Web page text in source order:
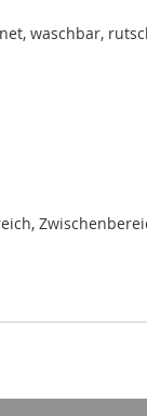
waschbar,